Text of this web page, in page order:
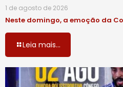
1 de agosto de 2026
Neste domingo, a emoção da
Leia mais...